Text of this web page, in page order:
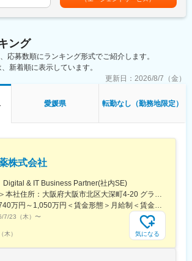
品を製造している会社です。「人と社会に素晴ら
供する」という経営理念に基づき、人と社会に向
供をたえまなく追求することが、愛媛小林製薬の
ると考えています。
薬品が中心で、内服固形剤（鎮痛薬など）、外用剤
され薬など）のNB品・PB品を取り扱っていま
す。
お任せします。
：
OJTを開始し、先輩社員との商談同行や引継ぎを通
客や営業活動について理解を深めていただきます。
は一律ではなく、習熟度や経験に応じて判断する
業務に取り組める環境です。
月分以上）賃金はあくまでも目安の金額であり、選
下する可能性があります。月給(月額)は固定手当を含
ング
応募数順にランキング形式でご紹介します。
新着順に表示しています。
更新日： 2026/8/7（金）
愛媛県 転勤なし（勤務地限定）
株式会社
Digital & IT Business Partner(社内SE)
＜勤務地詳細＞本社住所：大阪府大阪市北区大深町4-20 グランフロント大阪タワーA25F勤務地最寄駅：JR各線／大阪駅受動喫煙対策：屋内全面禁煙変更の範囲：会社の定める事業所（リモートワーク含む）
＜予定年収＞740万円～1,050万円＜賃金形態＞月給制＜賃金内訳＞月額（基本給）：540,000円～770,000円＜月給＞540,000円～770,000円＜昇給有無＞有＜残業手当＞有＜給与補足＞※経験・能力等を考慮の上、当社規定により決定します。■賞与：年1回支給■基本給改定：年1回（4月）賃金はあくまでも目安の金額であり、選考を通じて上下する可能性があります。月給(月額)は固定手当を含めた表記です。
7/23（木） 〜
木） 気になる